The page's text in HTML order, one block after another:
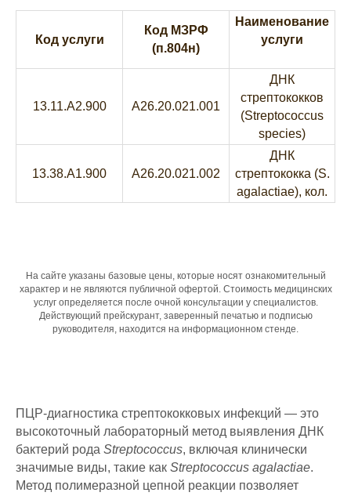
Код услуги
Код МЗРФ
(п.804н)
Наименование
услуги
13.11.A2.900 A26.20.021.001
ДНК
стрептококков
(Streptococcus
species)
13.38.A1.900 A26.20.021.002
ДНК
стрептококка (S.
agalactiae), кол.
На сайте указаны базовые цены, которые носят ознакомительный
характер и не являются публичной офертой. Стоимость медицинских
услуг определяется после очной консультации у специалистов.
Действующий прейскурант, заверенный печатью и подписью
руководителя, находится на информационном стенде.
ПЦР-диагностика стрептококковых инфекций — это
высокоточный лабораторный метод выявления ДНК
бактерий рода Streptococcus, включая клинически
значимые виды, такие как Streptococcus agalactiae.
Метод полимеразной цепной реакции позволяет